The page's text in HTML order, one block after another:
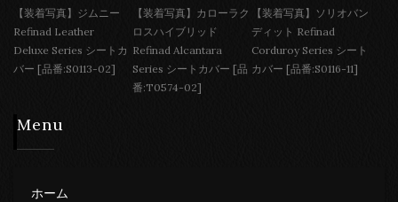
【装着写真】ジムニー
Refinad Leather
Deluxe Series シートカ
バー [品番:S0113-02]
【装着写真】カローラク
ロスハイブリッド
Refinad Alcantara
Series シートカバー [品
番:T0574-02]
【装着写真】ソリオバン
ディット Refinad
Corduroy Series シート
カバー [品番:S0116-11]
Menu
ホーム